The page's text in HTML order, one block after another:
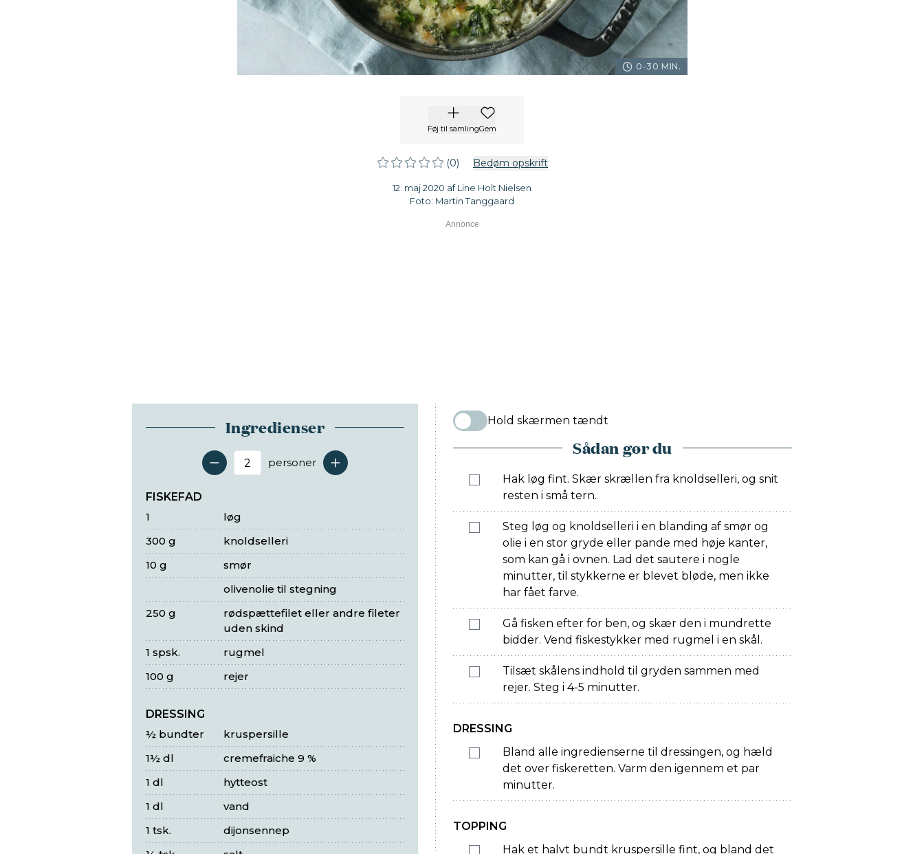
0-30 MIN.
Føj til samlingGem
(0) Bedøm opskrift
12. maj 2020 af Line Holt Nielsen
Foto: Martin Tanggaard
Ingredienser
Antal serveringer
personer
FISKEFAD
løg
1
knoldselleri
300 g
smør
10 g
olivenolie til stegning
rødspættefilet eller andre fileter
uden skind
250 g
rugmel
1 spsk.
rejer
100 g
DRESSING
kruspersille
½ bundter
cremefraiche 9 %
1½ dl
hytteost
1 dl
vand
1 dl
dijonsennep
1 tsk.
Hold skærmen tændt
Sådan gør du
Hak løg fint. Skær skrællen fra knoldselleri, og snit
resten i små tern.
Steg løg og knoldselleri i en blanding af smør og
olie i en stor gryde eller pande med høje kanter,
som kan gå i ovnen. Lad det sautere i nogle
minutter, til stykkerne er blevet bløde, men ikke
har fået farve.
Gå fisken efter for ben, og skær den i mundrette
bidder. Vend fiskestykker med rugmel i en skål.
Tilsæt skålens indhold til gryden sammen med
rejer. Steg i 4-5 minutter.
DRESSING
Bland alle ingredienserne til dressingen, og hæld
det over fiskeretten. Varm den igennem et par
minutter.
TOPPING
Hak et halvt bundt kruspersille fint, og bland det